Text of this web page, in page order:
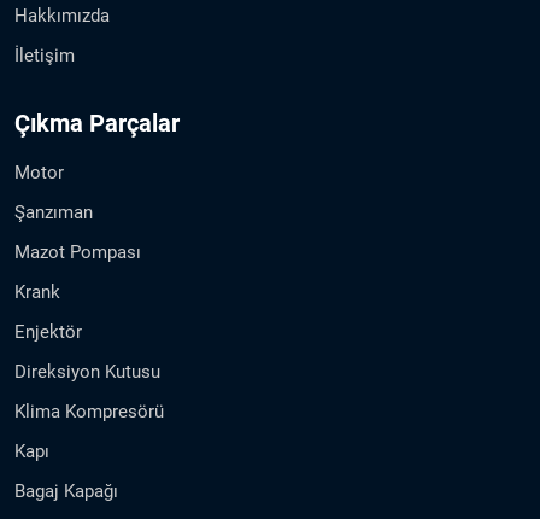
Hakkımızda
İletişim
Çıkma Parçalar
Motor
Şanzıman
Mazot Pompası
Krank
Enjektör
Direksiyon Kutusu
Klima Kompresörü
Kapı
Bagaj Kapağı